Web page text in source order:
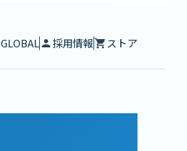
GLOBAL 採用情報 ストア